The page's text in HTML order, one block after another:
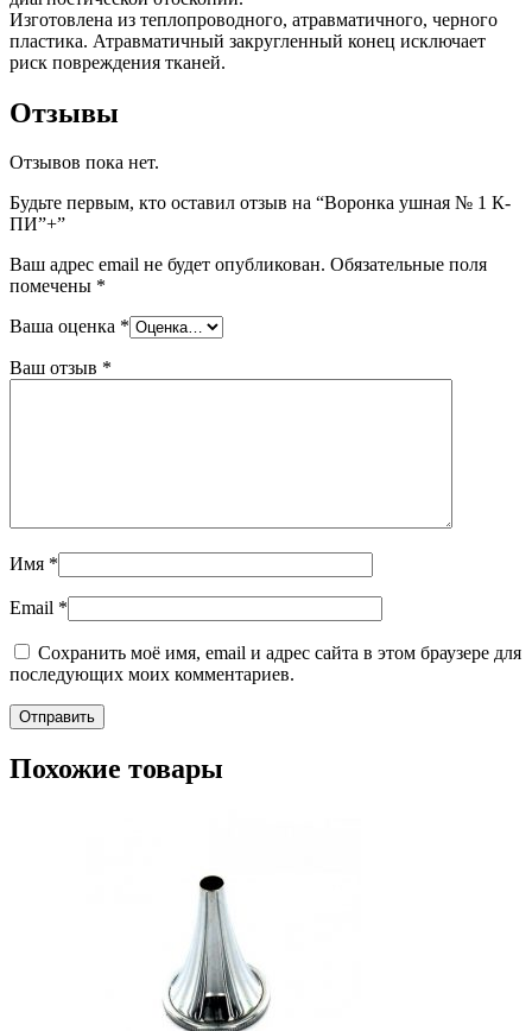
Изготовлена из теплопроводного, атравматичного, черного
пластика. Атравматичный закругленный конец исключает
риск повреждения тканей.
Отзывы
Отзывов пока нет.
Будьте первым, кто оставил отзыв на “Воронка ушная № 1 К-
ПИ”+”
Ваш адрес email не будет опубликован. Обязательные поля
помечены *
Ваша оценка *
Ваш отзыв *
Имя *
Email *
Сохранить моё имя, email и адрес сайта в этом браузере для
последующих моих комментариев.
Похожие товары